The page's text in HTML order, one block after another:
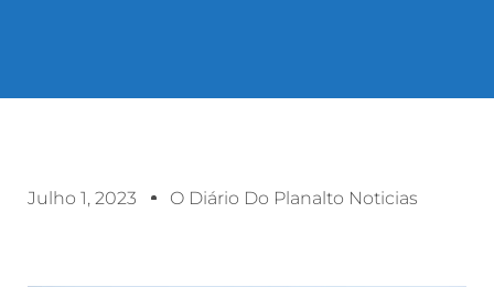
Julho 1, 2023 O Diário Do Planalto Noticias